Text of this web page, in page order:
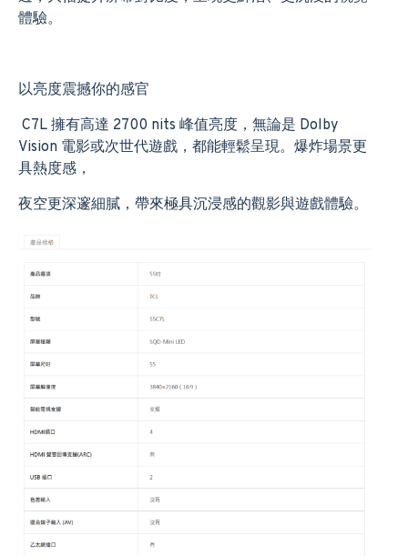
體驗。
以亮度震撼你的感官
C7L 擁有高達 2700 nits 峰值亮度，無論是 Dolby
Vision 電影或次世代遊戲，都能輕鬆呈現。爆炸場景更
具熱度感，
夜空更深邃細膩，帶來極具沉浸感的觀影與遊戲體驗。